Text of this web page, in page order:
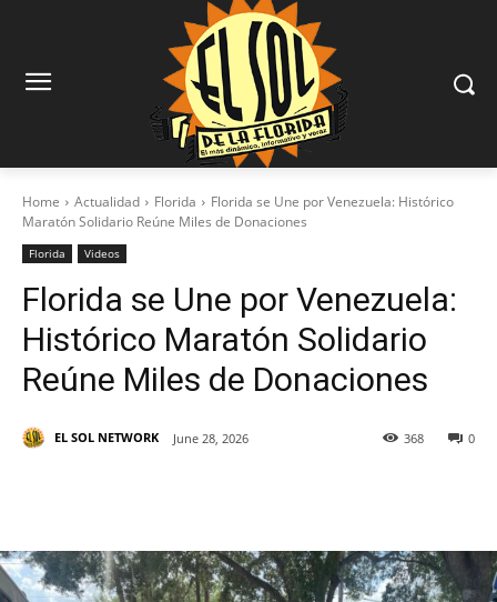
Home Actualidad Florida
Florida se Une por Venezuela: Histórico
Maratón Solidario Reúne Miles de Donaciones
Florida Videos
Florida se Une por Venezuela:
Histórico Maratón Solidario
Reúne Miles de Donaciones
EL SOL NETWORK June 28, 2026 0
368